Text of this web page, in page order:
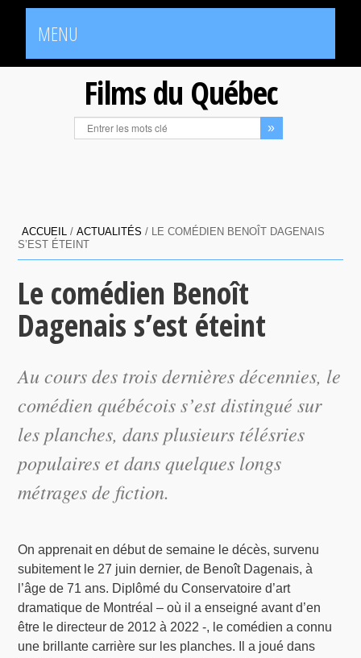
MENU
Films du Québec
ACCUEIL /ACTUALITÉS / LE COMÉDIEN BENOÎT DAGENAIS
S’EST ÉTEINT
Le comédien Benoît
Dagenais s’est éteint
Au cours des trois dernières décennies, le
comédien québécois s’est distingué sur
les planches, dans plusieurs télésries
populaires et dans quelques longs
métrages de fiction.
On apprenait en début de semaine le décès, survenu
subitement le 27 juin dernier, de Benoît Dagenais, à
l’âge de 71 ans. Diplômé du Conservatoire d’art
dramatique de Montréal – où il a enseigné avant d’en
être le directeur de 2012 à 2022 -, le comédien a connu
une brillante carrière sur les planches. Il a joué dans